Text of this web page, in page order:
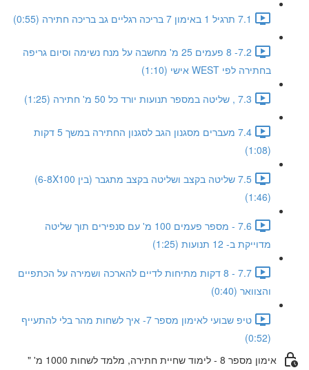
7.1 תרגיל 1 באימון 7 בריכה רגליים גב בריכה חתירה (0:55)
7.2- 8 פעמים 25 מ' מחשבה על מנח נשימה וסיום גריפה
בחתירה לפי WEST אישי (1:10)
7.3 , שליטה במספר תנועות יורד כל 50 מ' חתירה (1:25)
7.4 מעברים מסגנון הגב לסגנון החתירה במשך 5 דקות
(1:08)
7.5 שליטה בקצב ושליטה בקצב מתגבר (בין 6-8X100)
(1:46)
7.6 - מספר פעמים 100 מ' עם סנפירים תוך שליטה
מדוייקת ב- 12 תנועות (1:25)
7.7 - 8 דקות מתיחות לדיים להארכה ושמירה על הכתפיים
והצוואר (0:40)
טיפ שבועי לאימון מספר 7- איך לשחות מהר בלי להתעייף
(0:52)
אימון מספר 8 - לימוד שחיית חתירה, מלמד לשחות 1000 מ' "